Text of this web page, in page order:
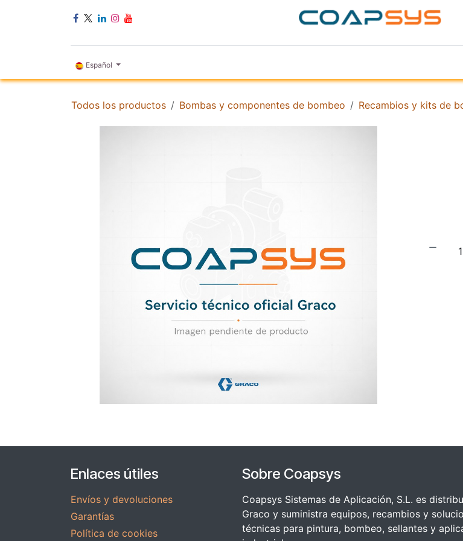
Español
Todos los productos Bombas y componentes de bombeo Recambios y kits de
Enlaces útiles
Envíos y devoluciones
Garantías
Política de cookies
Sobre Coapsys
Coapsys Sistemas de Aplicación, S.L. es
Graco y suministra equipos, recambios y
técnicas para pintura, bombeo, sellantes y